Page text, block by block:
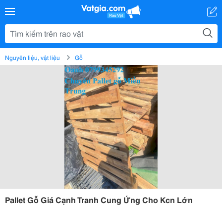
Nguyên liệu, vật liệu Gỗ
Pallet Gỗ Giá Cạnh Tranh Cung Ứng Cho Kcn Lớn